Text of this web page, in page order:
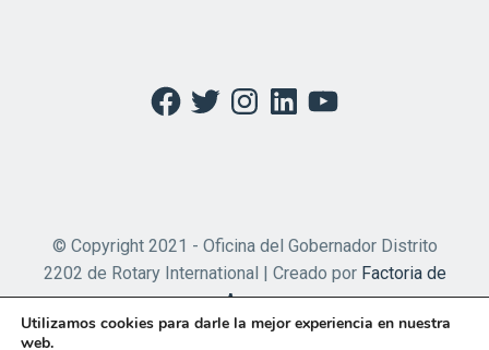
Facebook
TwitterInstagramLinkedInYouTube
© Copyright 2021 - Oficina del Gobernador Distrito
2202 de Rotary International | Creado por Factoria de
Apps
Utilizamos cookies para darle la mejor experiencia en nuestra
web.